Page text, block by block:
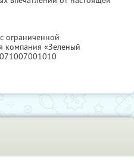
ограниченной
компания «Зеленый